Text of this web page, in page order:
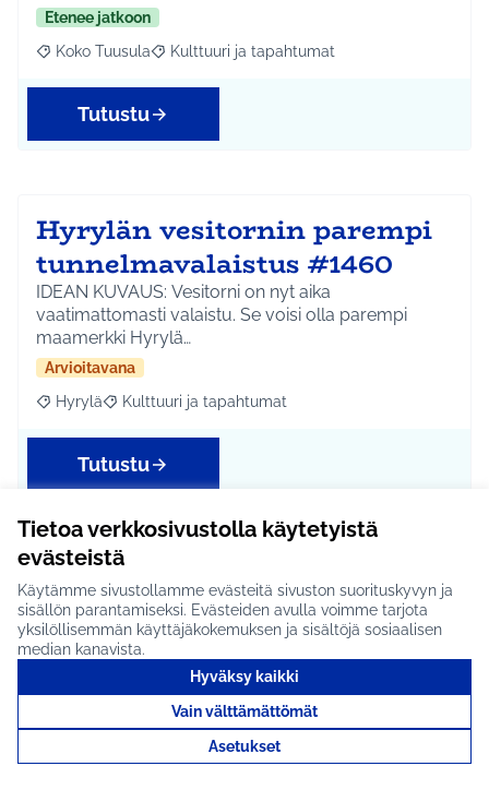
Tietoa verkkosivustolla käytetyistä
evästeistä
Käytämme sivustollamme evästeitä sivuston suorituskyvyn ja
sisällön parantamiseksi. Evästeiden avulla voimme tarjota
yksilöllisemmän käyttäjäkokemuksen ja sisältöjä sosiaalisen
median kanavista.
Hyväksy kaikki
Vain välttämättömät
Asetukset
Etenee jatkoon
Rajaa tulokset aihepiirin mukaan: Koko Tuusula
Koko Tuusula Rajaa tulokset teeman mukaan: Kulttuuri ja
Kulttuuri ja tapahtumat
Tutustu
Hyrylän vesitornin parempi
tunnelmavalaistus #1460
IDEAN KUVAUS: Vesitorni on nyt aika
vaatimattomasti valaistu. Se voisi olla parempi
maamerkki Hyrylä…
Arvioitavana
Rajaa tulokset aihepiirin mukaan: Hyrylä
Hyrylä Rajaa tulokset teeman mukaan: Kulttuuri ja
Kulttuuri ja tapahtumat
Tutustu
Hyrylän Jokipellonpuistoon
laituri ja joen katselupaikka
lähelle jokea #1459
IDEAN KUVAUS: Montturockista tuttuun puistoon
joen mutkaan laituri ihan jokeen kiinni. Nyt jokea ei …
Ei etene jatkoon
Hyrylä Liikunta ja harrastukset